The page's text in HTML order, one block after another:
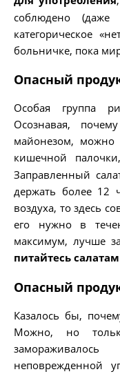
соблюдено
категорическое
больничке, пока
Опасный
Особая группа
Осознавая,
майонезом, можно
кишечной
Заправленный
держать более 12
воздуха, то здесь
его нужно в
максимум, лучше
питайтесь
Опасный
Казалось бы,
Можно, но
неповрежденной